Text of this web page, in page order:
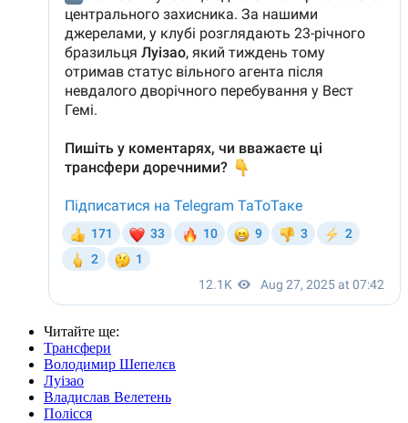
Читайте ще:
Трансфери
Володимир Шепелєв
Луізао
Владислав Велетень
Полісся